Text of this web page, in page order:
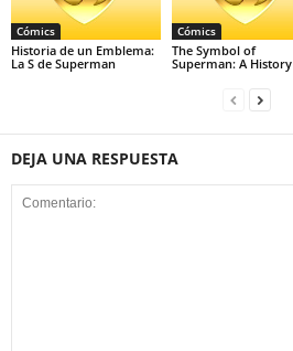
Cómics
Historia de un Emblema:
La S de Superman
Cómics
The Symbol of
Superman: A History
DEJA UNA RESPUESTA